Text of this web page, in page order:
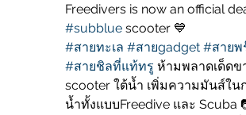
Freedivers is now an official
#subblue scooter 💙
#สายทะเล #สายgadget #สายพ
#สายชิลที่แท้ทรู ห้ามพลาดเด็ดข
scooter ใต้น้ำ เพิ่มความมันส์ใน
น้ำทั้งแบบFreedive และ Scuba